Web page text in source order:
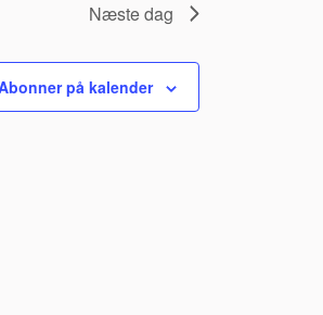
Næste dag
på kalender